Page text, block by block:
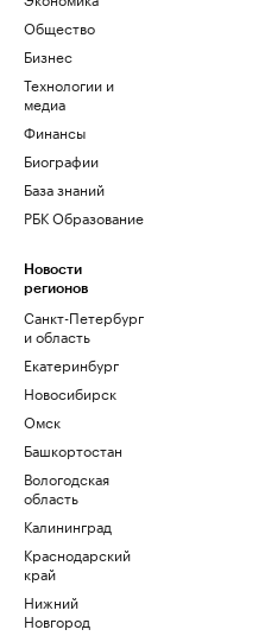
Общество
Бизнес
Технологии и
медиа
Финансы
Биографии
База знаний
РБК Образование
Новости
регионов
Санкт-Петербург
и область
Екатеринбург
Новосибирск
Омск
Башкортостан
Вологодская
область
Калининград
Краснодарский
край
Нижний
Новгород